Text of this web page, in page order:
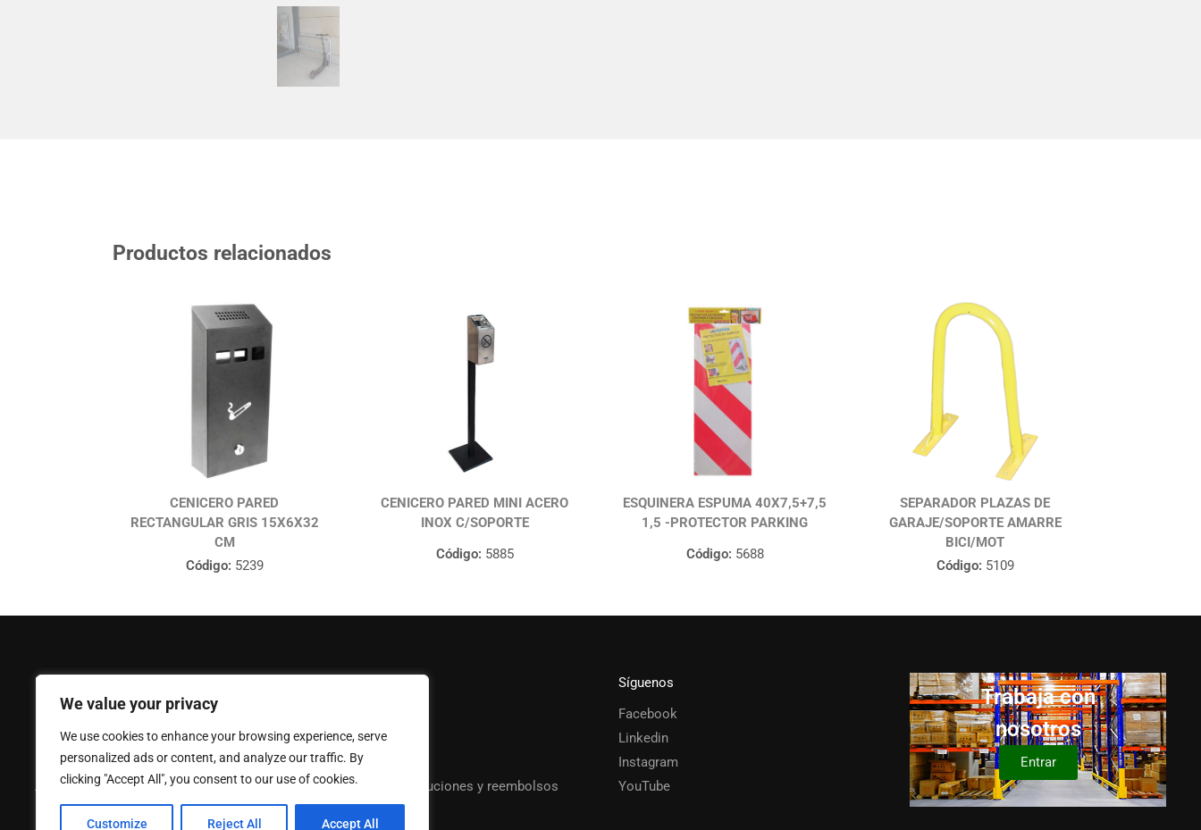
We value your privacy
We use cookies to enhance your browsing experience, serve
personalized ads or content, and analyze our traffic. By
clicking "Accept All", you consent to our use of cookies.
Customize Reject All Accept All
Productos relacionados
CENICERO PARED
RECTANGULAR GRIS 15X6X32
CM
Código: 5239
CENICERO PARED MINI ACERO
INOX C/SOPORTE
Código: 5885
ESQUINERA ESPUMA 40X7,5+7,5
1,5 -PROTECTOR PARKING
Código: 5688
SEPARADOR PLAZAS DE
GARAJE/SOPORTE AMARRE
BICI/MOT
Código: 5109
FERPASA
Empresa
Noticias
Política de privacidad
Aviso legal
Contáctanos
Catálogo
Política de devoluciones y reembolsos
Síguenos
Facebook
Linkedin
Instagram
YouTube
Trabaja con
nosotros
Entrar